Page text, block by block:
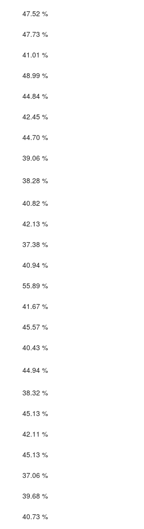
47.52 %
47.73 %
41.01 %
48.99 %
44.84 %
42.45 %
44.70 %
39.06 %
38.28 %
40.82 %
42.13 %
37.38 %
40.94 %
55.89 %
41.67 %
45.57 %
40.43 %
44.94 %
38.32 %
45.13 %
42.11 %
45.13 %
37.06 %
39.68 %
40.73 %